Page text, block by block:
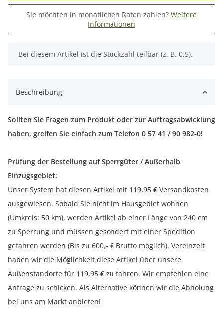
Sie möchten in monatlichen Raten zahlen? Weitere
Informationen
x
Bei diesem Artikel ist die Stückzahl teilbar (z. B. 0,5).
Beschreibung
Sollten Sie Fragen zum Produkt oder zur Auftragsabwicklung
haben, greifen Sie einfach zum Telefon 0 57 41 / 90 982-0!
Prüfung der Bestellung auf Sperrgüter / Außerhalb
Einzugsgebiet:
Unser System hat diesen Artikel mit 119,95 € Versandkosten
ausgewiesen. Sobald Sie nicht im Hausgebiet wohnen
(Umkreis: 50 km), werden Artikel ab einer Länge von 240 cm
zu Sperrung und müssen gesondert mit einer Spedition
gefahren werden (Bis zu 600,- € Brutto möglich). Vereinzelt
haben wir die Möglichkeit diese Artikel über unsere
Außenstandorte für 119,95 € zu fahren. Wir empfehlen eine
Anfrage zu schicken. Als Alternative können wir die Abholung
bei uns am Markt anbieten!